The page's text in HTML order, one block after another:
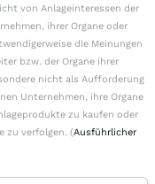
von Anlageinteressen der
ihrer Organe oder
die Meinungen
bzw. der Organe ihrer
nicht als Aufforderung
Unternehmen, ihre Organe
zu kaufen oder
zu verfolgen. (Ausführlicher